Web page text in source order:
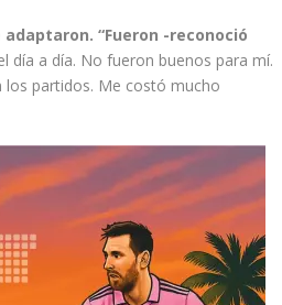
“Fueron -reconoció
día a día. No fueron buenos para mí.
partidos. Me costó mucho